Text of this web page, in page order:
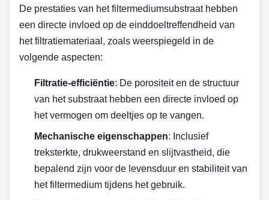
De prestaties van het filtermediumsubstraat hebben
een directe invloed op de einddoeltreffendheid van
het filtratiemateriaal, zoals weerspiegeld in de
volgende aspecten:
Filtratie-efficiëntie: De porositeit en de structuur
van het substraat hebben een directe invloed op
het vermogen om deeltjes op te vangen.
Mechanische eigenschappen: Inclusief
treksterkte, drukweerstand en slijtvastheid, die
bepalend zijn voor de levensduur en stabiliteit van
het filtermedium tijdens het gebruik.